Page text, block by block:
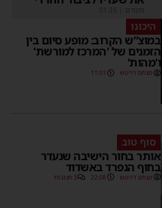
מקודם
היכונו
במוצ”ש הקרוב: מופע סיום בין
הזמנים של 'המרכז למורשת'
ו'מהות'
מנחם דויטש 11:01
סוף טוב
אותר בחור הישיבה שנעדר
בחוף הנפרד באשדוד
מנחם דויטש 22:08 3 תגובות